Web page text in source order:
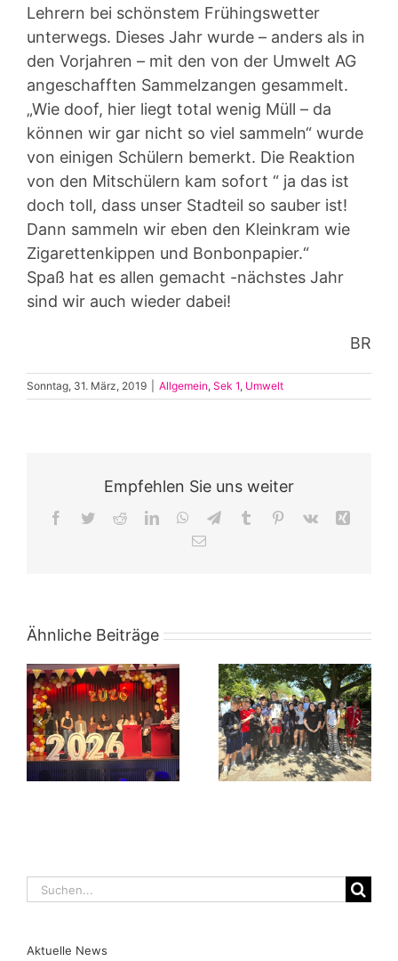
Lehrern bei schönstem Frühingswetter
unterwegs. Dieses Jahr wurde – anders als in
den Vorjahren – mit den von der Umwelt AG
angeschafften Sammelzangen gesammelt.
„Wie doof, hier liegt total wenig Müll – da
können wir gar nicht so viel sammeln“ wurde
von einigen Schülern bemerkt. Die Reaktion
von den Mitschülern kam sofort “ ja das ist
doch toll, dass unser Stadteil so sauber ist!
Dann sammeln wir eben den Kleinkram wie
Zigarettenkippen und Bonbonpapier.“
Spaß hat es allen gemacht -nächstes Jahr
sind wir auch wieder dabei!
BR
Sonntag, 31. März, 2019 Allgemein, Sek 1, Umwelt
Empfehlen Sie uns weiter
Facebook
TwitterRedditLinkedInWhatsApp
TelegramTumblr Pinterest
Vk
E-
Ähnliche Beiträge
Suche
Aktuelle News